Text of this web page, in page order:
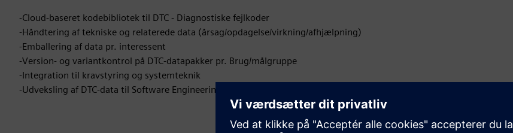
-Cloud-baseret kodebibliotek til DTC - Diagnostiske fejlkoder
-Håndtering af tekniske og relaterede data (årsag/opdagelse/virkning/afhjælpning)
-Emballering af data pr. interessent
-Version- og variantkontrol på DTC-datapakker pr. Brug/målgruppe
-Integration til kravstyring og systemteknik
-Udveksling af DTC-data til Software Engineering såvel som operationer